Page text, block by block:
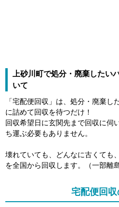
上砂川町で処分・廃棄したい
いて
「宅配便回収」は、処分・廃棄
に詰めて回収を待つだけ！
回収希望日に玄関先まで回収に伺
ち運ぶ必要もありません。
壊れていても、どんなに古くても
を全国から回収します。（一部離
宅配便回